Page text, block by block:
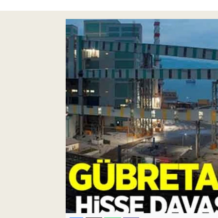
Pankobirlik
Et fiyatları
Tarım Bilgisi
Yetiştirici Soruyor
Dünyada Tarım
Üretici Birlikleri
Şeker ve Şekerli Mamüller
Tahıllar ve Baklagiller